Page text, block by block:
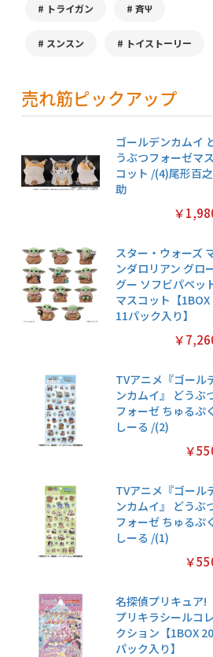
トライガン 斉Ψ
スンスン トイストーリー
売れ筋ピックアップ
ゴールデンカムイ
うぶつフォーゼマス
コット /(4)尾形百之
助
￥
スター・ウォーズ
ンダロリアン グロ
グー ソフビパペッ
マスコット【1BOX
11パック入り】
￥
TVアニメ『ゴール
ンカムイ』 どうぶ
フォーゼ ちゅるぷく
しーる /(2)
￥
TVアニメ『ゴール
ンカムイ』 どうぶ
フォーゼ ちゅるぷく
しーる /(1)
￥
名探偵プリキュア!
プリキラシールコレ
クション【1BOX 20
パック入り】